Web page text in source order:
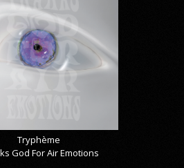
Tryphème
God For Air Emotions